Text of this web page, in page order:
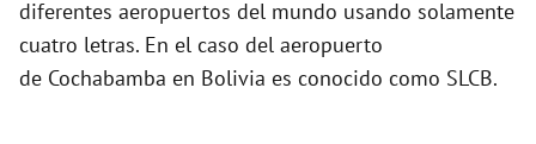
diferentes aeropuertos del mundo usando solamente
cuatro letras. En el caso del aeropuerto
de Cochabamba en Bolivia es conocido como SLCB.